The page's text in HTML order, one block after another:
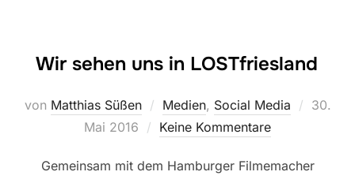
Wir sehen uns in LOSTfriesland
von Matthias Süßen Medien, Social Media
30.
Mai 2016
Keine Kommentare
Gemeinsam mit dem Hamburger Filmemacher